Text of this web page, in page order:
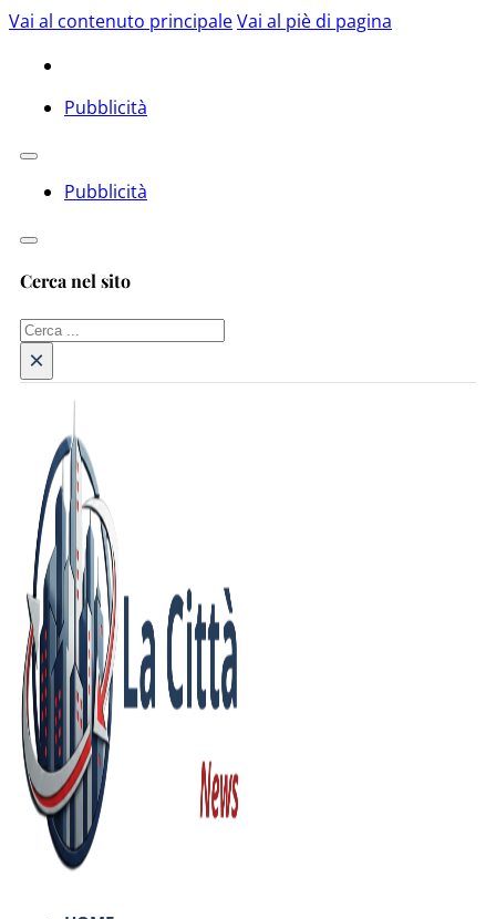
Vai al contenuto principaleVai al piè di pagina
Pubblicità
Pubblicità
Cerca nel sito
Cerca
×